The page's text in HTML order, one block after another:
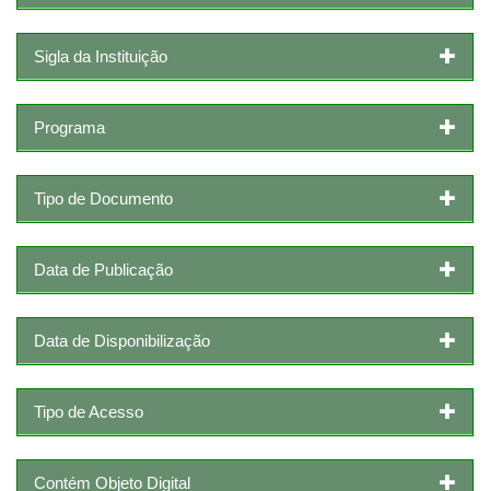
Sigla da Instituição
Programa
Tipo de Documento
Data de Publicação
Data de Disponibilização
Tipo de Acesso
Contém Objeto Digital